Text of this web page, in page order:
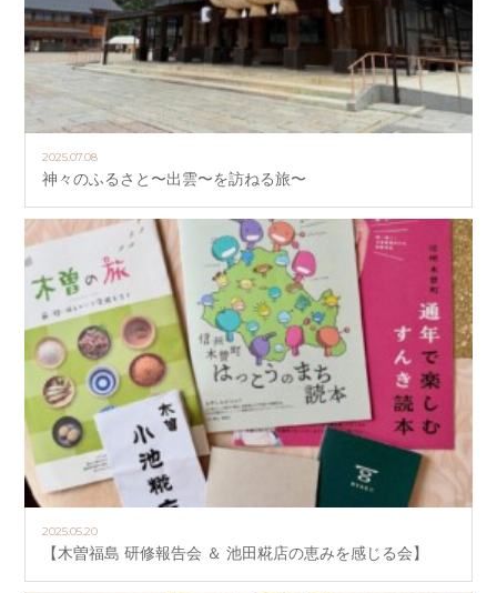
2025.07.08
神々のふるさと〜出雲〜を訪ねる旅〜
2025.05.20
【木曽福島 研修報告会 ＆ 池田糀店の恵みを感じる会】